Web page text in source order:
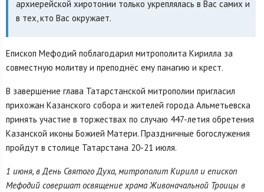
архиерейской хиротонии только укреплялась в Вас самих и
в тех, кто Вас окружает.
Епископ Мефодий поблагодарил митрополита Кирилла за
совместную молитву и преподнёс ему панагию и крест.
В завершение глава Татарстанской митрополии пригласил
прихожан Казанского собора и жителей города Альметьевска
принять участие в торжествах по случаю 447-летия обретения
Казанской иконы Божией Матери. Праздничные богослужения
пройдут в столице Татарстана 20-21 июля.
1 июня, в День Святого Духа, митрополит Кирилл и епископ
Мефодий совершат освящение храма Живоначальной Троицы в